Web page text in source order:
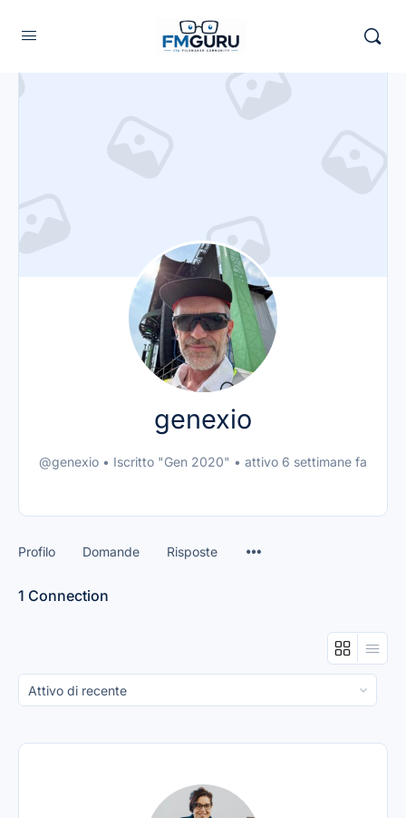
genexio
@genexio • Iscritto "Gen 2020" • attivo 6 settimane fa
Profilo Domande Risposte
1 Connection
Mostra: